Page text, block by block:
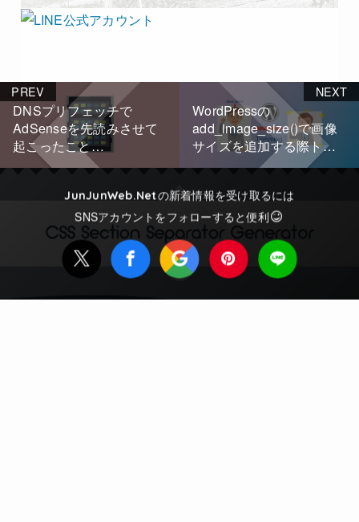
PREV
DNSプリフェッチで
AdSenseを先読みさせて
起こったこと…
NEXT
WordPressの
add_image_size()で画像
サイズを追加する際トリ
ミングの基点を変更する
JunJunWeb.Netの新着情報を受け取るには
SNSアカウントをフォローすると便利